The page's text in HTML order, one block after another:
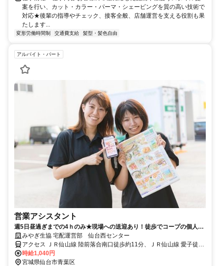
案を行い、カット・カラー・パーマ・シェービングを質の高い技術で
対応★後輩の指導やチェック、接客全般、店舗運営を支える役割も果
たします...
変形労働時間制 交通費支給 髪型・髪色自由
アルバイト・パート
営業アシスタント
週5日昼過ぎまでの4ｈのみ★現場への送迎あり！徒歩でコープの個人宅
配を訪問案内しアポイントを担当へ繋ぐ営業アシスタントアルバイター
みやぎ生協 宅配運営部 仙台西センター
アクセス ＪＲ仙山線 陸前落合南口徒歩約11分、ＪＲ仙山線 愛子徒歩
約26分、ＪＲ仙山線 葛岡徒歩約52分 県立こども病院南側 幸楽苑愛子
店近く
時給1,040円
宮城県仙台市青葉区